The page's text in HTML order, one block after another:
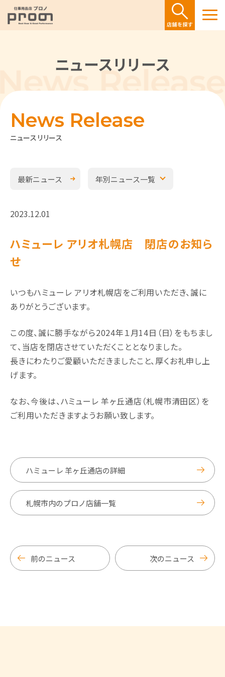
ニュースリリース
ニュースリリース
News Release
最新ニュース 年別ニュース一覧
2023.12.01
ハミューレ アリオ札幌店 閉店のお知ら
せ
いつもハミューレ アリオ札幌店をご利用いただき、誠に
ありがとうございます。
この度、誠に勝手ながら2024年１月14日（日）をもちまし
て、当店を閉店させていただくこととなりました。
長きにわたりご愛顧いただきましたこと、厚くお礼申し上
げます。
なお、今後は、ハミューレ 羊ヶ丘通店（札幌市清田区）を
ご利用いただきますようお願い致します。
ハミューレ 羊ヶ丘通店の詳細
札幌市内のプロノ店舗一覧
前のニュース 次のニュース